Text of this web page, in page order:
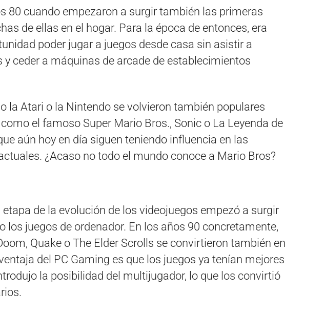
80 cuando empezaron a surgir también las primeras
de ellas en el hogar. Para la época de entonces, era
poder jugar a juegos desde casa sin asistir a
y ceder a máquinas de arcade de establecimientos
la Atari o la Nintendo se volvieron también populares
el famoso Super Mario Bros., Sonic o La Leyenda de
aún hoy en día siguen teniendo influencia en las
¿Acaso no todo el mundo conoce a Mario Bros?
etapa de la evolución de los videojuegos empezó a surgir
los juegos de ordenador. En los años 90 concretamente,
Quake o The Elder Scrolls se convirtieron también en
del PC Gaming es que los juegos ya tenían mejores
la posibilidad del multijugador, lo que los convirtió